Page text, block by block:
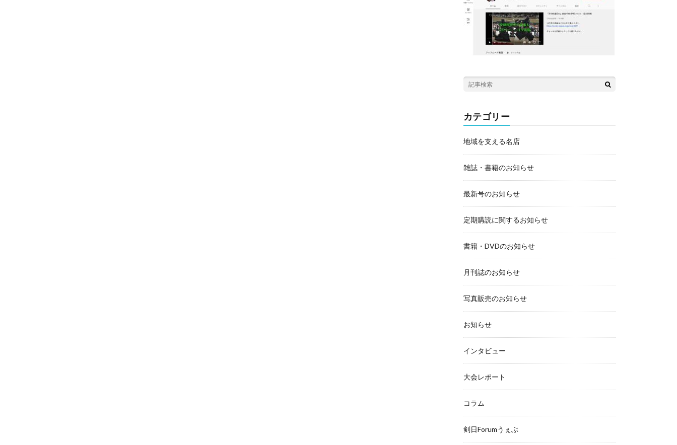
カテゴリー
地域を支える名店
雑誌・書籍のお知らせ
最新号のお知らせ
定期購読に関するお知らせ
書籍・DVDのお知らせ
月刊誌のお知らせ
写真販売のお知らせ
お知らせ
インタビュー
大会レポート
コラム
剣日Forumうぇぶ